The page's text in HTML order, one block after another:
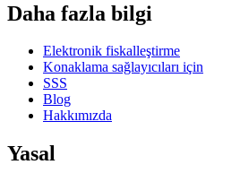
Daha fazla bilgi
Elektronik fiskalleştirme
Konaklama sağlayıcıları için
SSS
Blog
Hakkımızda
Yasal